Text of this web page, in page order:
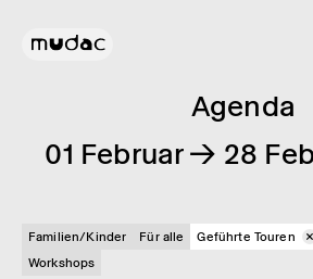
Agenda
01 Februar → 28
Familien/Kinder Für alle Geführte Touren
Workshops